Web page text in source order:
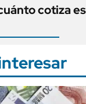
cotiza